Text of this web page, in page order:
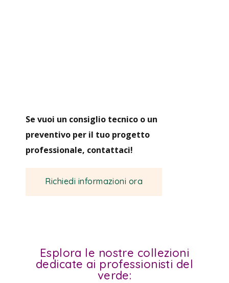
Se vuoi un consiglio tecnico o un
preventivo per il tuo progetto
professionale, contattaci!
Richiedi informazioni ora
Esplora le nostre collezioni
dedicate ai professionisti del
verde: